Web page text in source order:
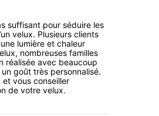
suffisant pour séduire les
velux. Plusieurs clients
lumière et chaleur
nombreuses familles
réalisée avec beaucoup
goût très personnalisé.
et vous conseiller
de votre velux.